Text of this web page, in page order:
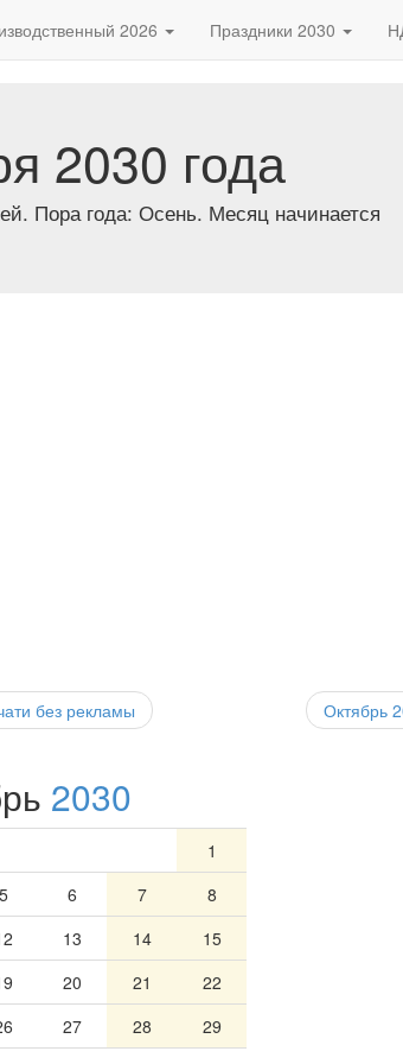
2026 Праздники 2030
2030 года
Пора года: Осень. Месяц начинается
без рекламы Октябрь
2030
1
5 6 7
8
13 14
15
20 21
22
27 28
29